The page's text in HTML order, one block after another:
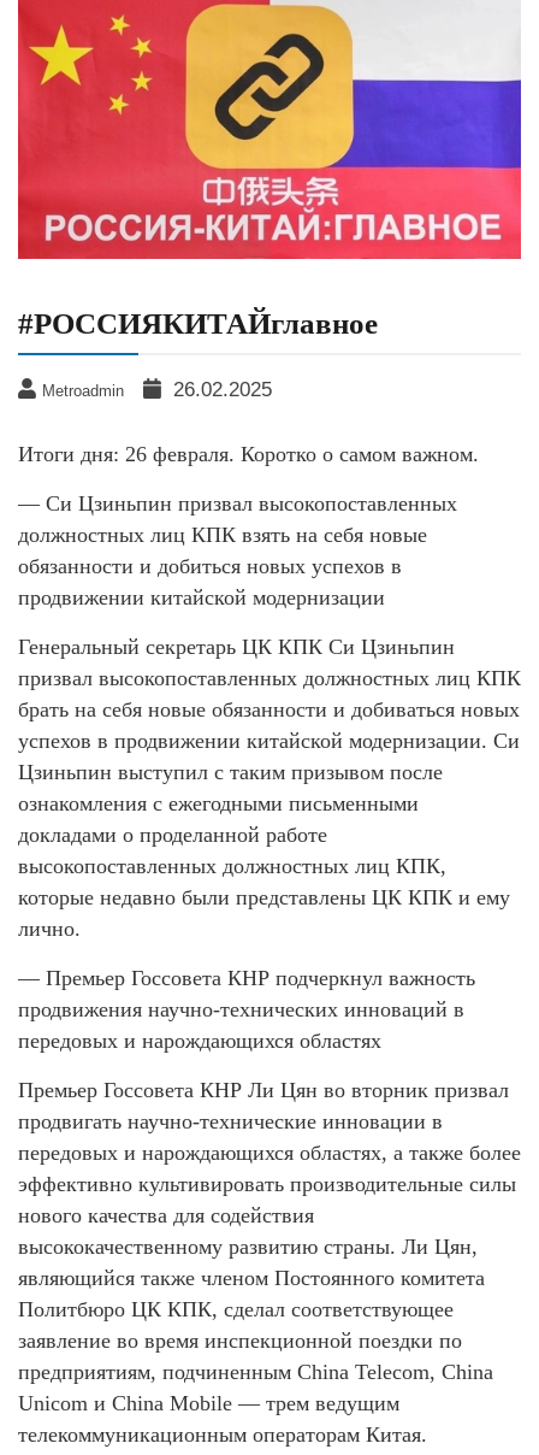
#РОССИЯКИТАЙглавное
Metroadmin 26.02.2025
Итоги дня: 26 февраля. Коротко о самом важном.
— Си Цзиньпин призвал высокопоставленных
должностных лиц КПК взять на себя новые
обязанности и добиться новых успехов в
продвижении китайской модернизации
Генеральный секретарь ЦК КПК Си Цзиньпин
призвал высокопоставленных должностных лиц КПК
брать на себя новые обязанности и добиваться новых
успехов в продвижении китайской модернизации. Си
Цзиньпин выступил с таким призывом после
ознакомления с ежегодными письменными
докладами о проделанной работе
высокопоставленных должностных лиц КПК,
которые недавно были представлены ЦК КПК и ему
лично.
— Премьер Госсовета КНР подчеркнул важность
продвижения научно-технических инноваций в
передовых и нарождающихся областях
Премьер Госсовета КНР Ли Цян во вторник призвал
продвигать научно-технические инновации в
передовых и нарождающихся областях, а также более
эффективно культивировать производительные силы
нового качества для содействия
высококачественному развитию страны. Ли Цян,
являющийся также членом Постоянного комитета
Политбюро ЦК КПК, сделал соответствующее
заявление во время инспекционной поездки по
предприятиям, подчиненным China Telecom, China
Unicom и China Mobile — трем ведущим
телекоммуникационным операторам Китая.